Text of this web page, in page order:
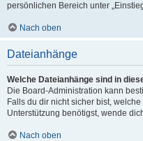
persönlichen Bereich unter
Nach oben
Dateianhänge
Welche Dateianhänge sind in
Die Board-Administration kann
Falls du dir nicht sicher bist,
Unterstützung benötigst, wende
Nach oben